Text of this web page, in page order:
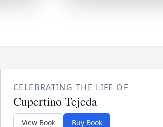
CELEBRATING THE LIFE OF
Cupertino Tejeda
View Book Buy Book